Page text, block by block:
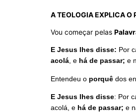
A TEOLOGIA EXPLICA O
Vou começar pelas
E Jesus lhes disse: Por
acolá, e há de passar; e
Entendeu o porquê dos
E Jesus lhes disse: Por
acolá, e há de passar; e